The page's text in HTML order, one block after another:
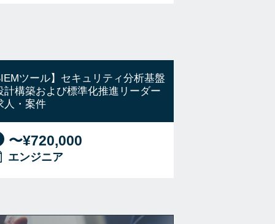
ツール】セキュリティ分析基盤
計構築および標準化推進リーダー
人・案件
〜¥720,000
エンジニア